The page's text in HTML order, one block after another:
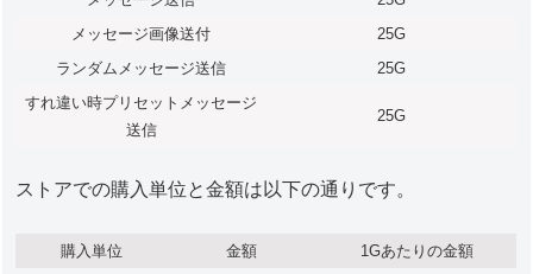
メッセージ画像送付
25G
ランダムメッセージ送信
25G
すれ違い時プリセットメッセージ
送信
25G
ストアでの購入単位と金額は以下の通りです。
購入単位 金額
1Gあたりの金額